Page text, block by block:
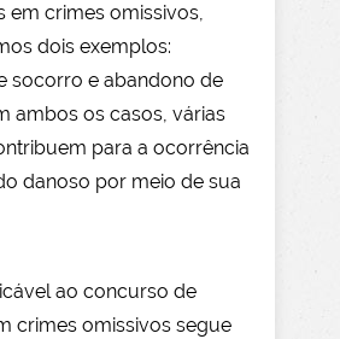
em crimes omissivos,
dois exemplos:
socorro e abandono de
ambos os casos, várias
para a ocorrência
danoso por meio de sua
ao concurso de
crimes omissivos segue